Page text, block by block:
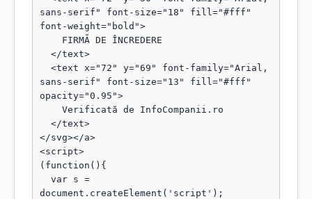
sans-serif" font-size="18" fill="#fff"
font-weight="bold">
sans-serif" font-size="13" fill="#fff"
opacity="0.95">
</svg></a>
<script>
(function(){
document.createElement('script');